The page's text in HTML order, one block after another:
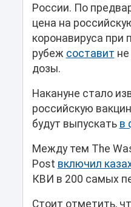
России. По
цена на
коронавируса при
рубеж составит
дозы.
Накануне стало
российскую
будут выпускать в
Между тем The
Post включил
КВИ в 200 самых
Стоит отметить,